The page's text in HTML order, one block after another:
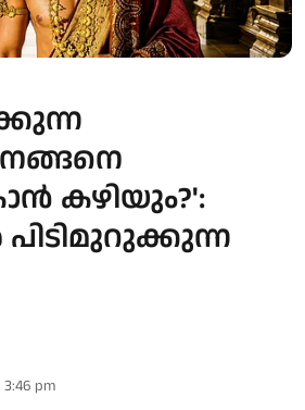
കഴിയും?':
പിടിമുറുക്കുന്ന
3:46 pm